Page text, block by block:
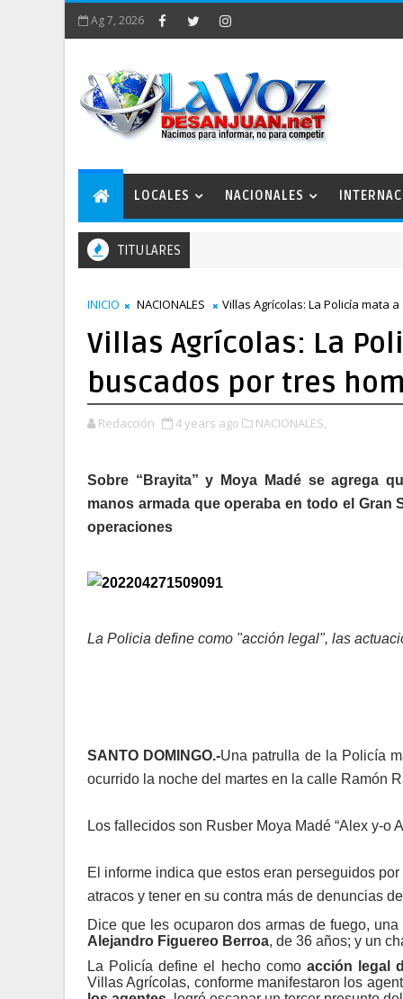
Ag 7, 2026
LOCALES NACIONALES
TITULARES
INICIO NACIONALES Villas Agrícolas: La Policía mata
Villas Agrícolas: La
buscados por tres
Redacción 4 years ago NACIONALES,
Sobre “Brayita” y Moya Madé se agrega
manos armada que operaba en todo el
operaciones
La Policia define como "acción legal", las
SANTO DOMINGO.-Una patrulla de la Policía
ocurrido la noche del martes en la calle Ramón
Los fallecidos son Rusber Moya Madé “Alex y-o
El informe indica que estos eran perseguidos
atracos y tener en su contra más de denuncias
Dice que les ocuparon dos armas de fuego,
Alejandro Figuereo Berroa, de 36 años; y un
La Policía define el hecho comoacción legal
Villas Agrícolas, conforme manifestaron los